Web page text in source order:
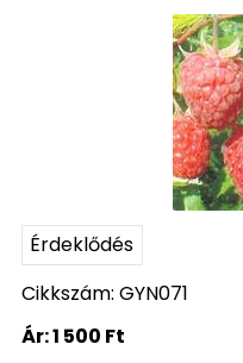
Érdeklődés
Cikkszám: GYN071
Ár:1 500 Ft